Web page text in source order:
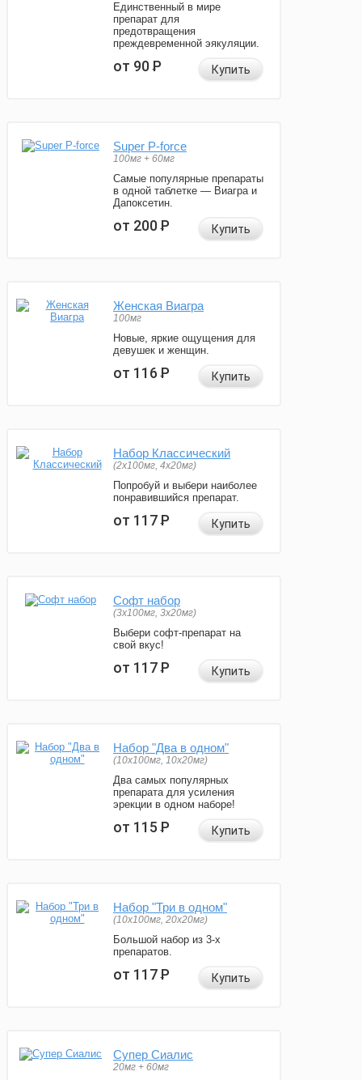
Единственный в мире
препарат для
предотвращения
преждевременной эякуляции.
от 90Р Купить
Super P-force
100мг + 60мг
Самые популярные препараты
в одной таблетке — Виагра и
Дапоксетин.
от 200Р Купить
Женская Виагра
100мг
Новые, яркие ощущения для
девушек и женщин.
от 116Р Купить
Набор Классический
(2x100мг, 4x20мг)
Попробуй и выбери наиболее
понравившийся препарат.
от 117Р Купить
Софт набор
(3x100мг, 3x20мг)
Выбери софт-препарат на
свой вкус!
от 117Р Купить
Набор "Два в одном"
(10x100мг, 10x20мг)
Два самых популярных
препарата для усиления
эрекции в одном наборе!
от 115Р Купить
Набор "Три в одном"
(10x100мг, 20x20мг)
Большой набор из 3-х
препаратов.
от 117Р Купить
Супер Сиалис
20мг + 60мг